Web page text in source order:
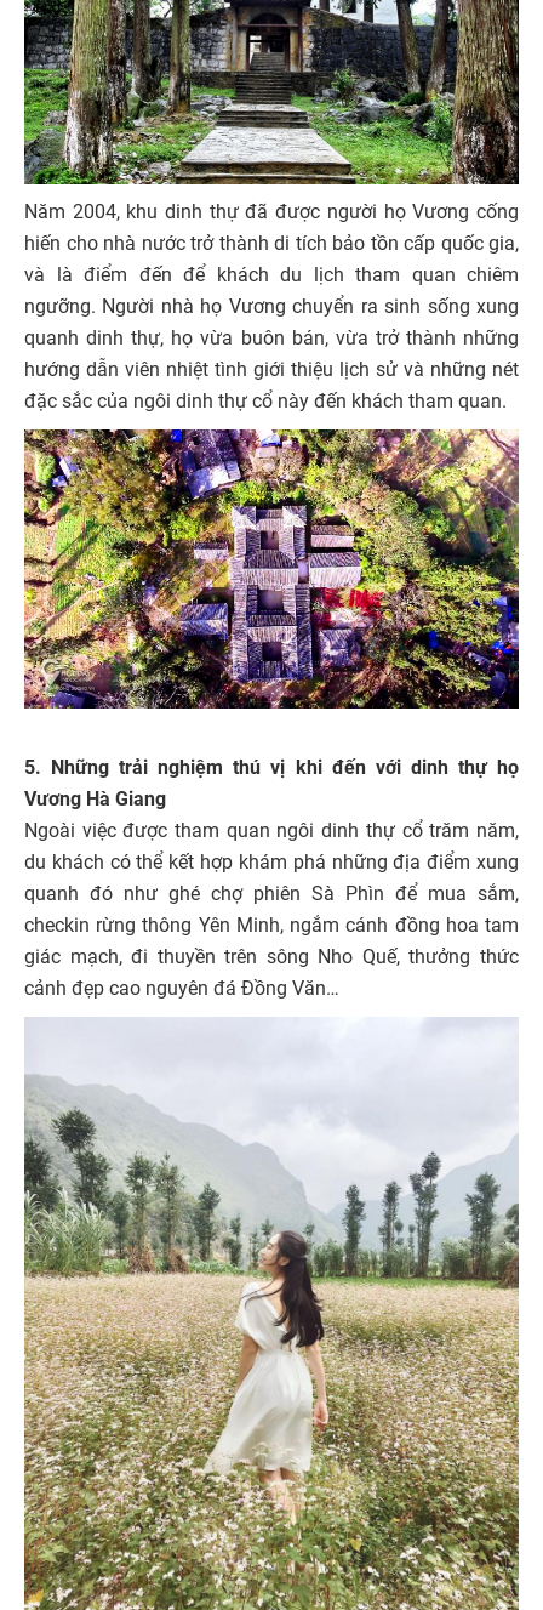
Năm 2004, khu dinh thự đã được người họ Vương cống
hiến cho nhà nước trở thành di tích bảo tồn cấp quốc gia,
và là điểm đến để khách du lịch tham quan chiêm
ngưỡng. Người nhà họ Vương chuyển ra sinh sống xung
quanh dinh thự, họ vừa buôn bán, vừa trở thành những
hướng dẫn viên nhiệt tình giới thiệu lịch sử và những nét
đặc sắc của ngôi dinh thự cổ này đến khách tham quan.
5. Những trải nghiệm thú vị khi đến với dinh thự họ
Vương Hà Giang
Ngoài việc được tham quan ngôi dinh thự cổ trăm năm,
du khách có thể kết hợp khám phá những địa điểm xung
quanh đó như ghé chợ phiên Sà Phìn để mua sắm,
checkin rừng thông Yên Minh, ngắm cánh đồng hoa tam
giác mạch, đi thuyền trên sông Nho Quế, thưởng thức
cảnh đẹp cao nguyên đá Đồng Văn…